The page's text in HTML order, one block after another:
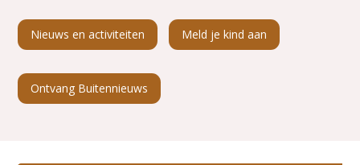
Nieuws en activiteiten Meld je kind aan
Ontvang Buitennieuws